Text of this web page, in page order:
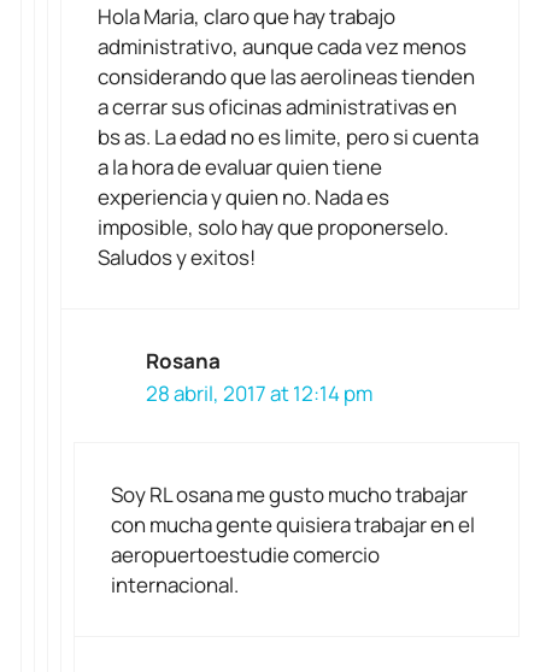
Hola Maria, claro que hay trabajo
administrativo, aunque cada vez menos
considerando que las aerolineas tienden
a cerrar sus oficinas administrativas en
bs as. La edad no es limite, pero si cuenta
a la hora de evaluar quien tiene
experiencia y quien no. Nada es
imposible, solo hay que proponerselo.
Saludos y exitos!
Rosana
28 abril, 2017 at 12:14 pm
Soy RL osana me gusto mucho trabajar
con mucha gente quisiera trabajar en el
aeropuertoestudie comercio
internacional.